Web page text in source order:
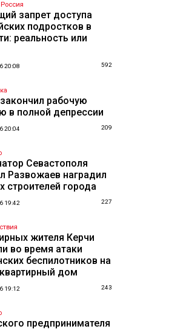
запрет доступа
подростков в
реальность или
20:08 592
рабочую
в полной депрессии
20:04 209
Севастополя
Развожаев наградил
строителей города
19:42 227
жителя Керчи
во время атаки
беспилотников на
дом
19:12 243
предпринимателя